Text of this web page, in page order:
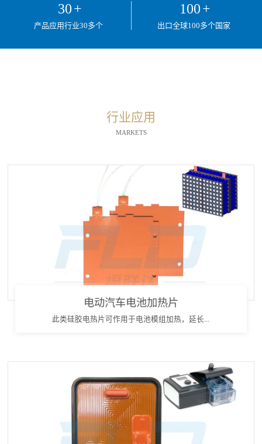
30+
产品应用行业30多个
100+
出口全球100多个国家
行业应用
MARKETS
电动汽车电池加热片
此类硅胶电热片可作用于电池模组加热，延长...